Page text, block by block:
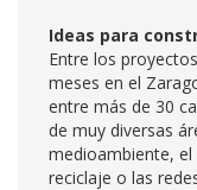
Ideas para
Entre los
meses en el
entre más de 30
de muy diversas
medioambiente,
reciclaje o las